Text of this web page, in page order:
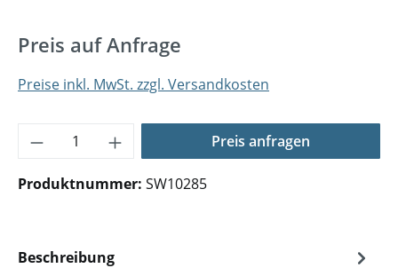
Preis auf Anfrage
Preise inkl. MwSt. zzgl. Versandkosten
Produkt Anzahl: Gib den gewünschten
Preis anfragen
Produktnummer: SW10285
Beschreibung